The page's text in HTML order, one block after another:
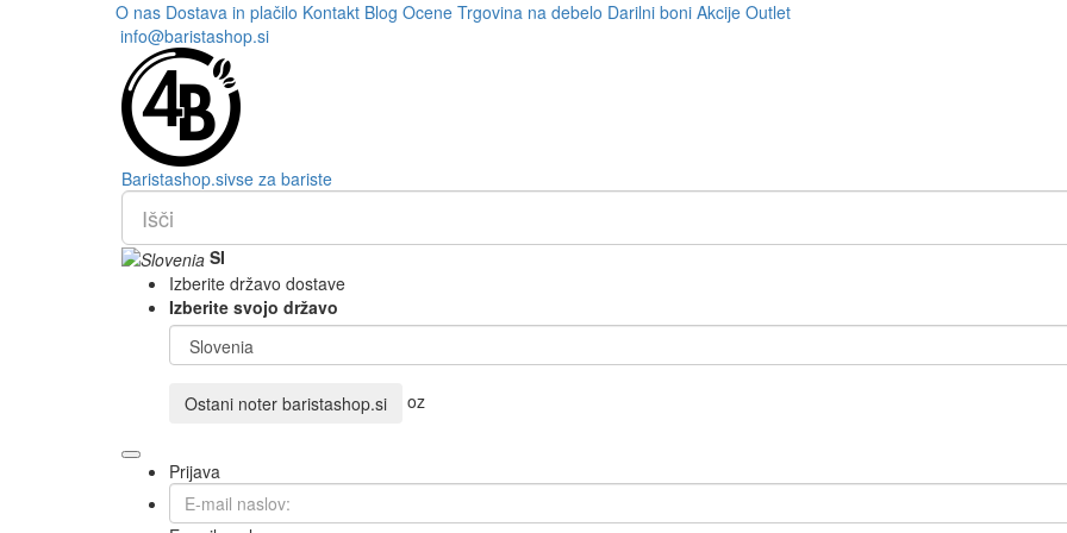
O nas Dostava in plačilo Kontakt Blog Ocene Trgovina na debelo Darilni boni Akcije Outlet
info@baristashop.si
Baristashop.sivse za bariste
SI
Izberite državo dostave
Izberite svojo državo
Ostani noter baristashop.si oz
Prijava